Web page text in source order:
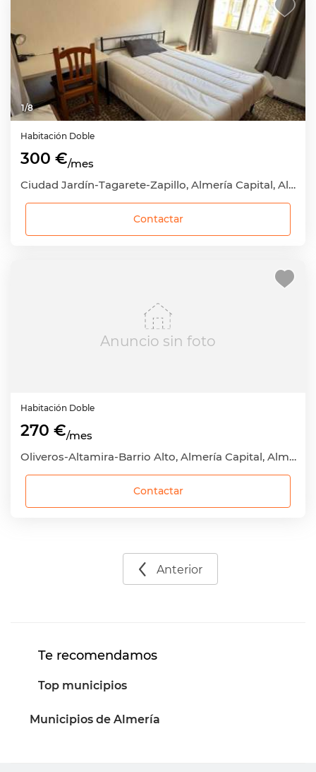
1/8
Habitación Doble
300 €/mes
Ciudad Jardín-Tagarete-Zapillo, Almería Capital, Almería
Contactar
Anuncio sin foto
Habitación Doble
270 €/mes
Oliveros-Altamira-Barrio Alto, Almería Capital, Almería
Contactar
Anterior
Te recomendamos
Top municipios
Municipios de Almería